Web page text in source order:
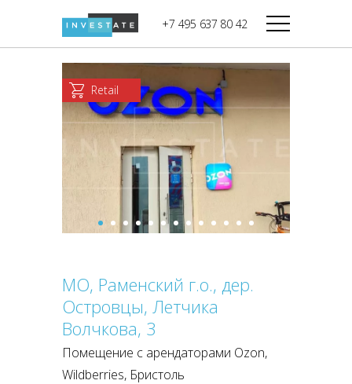
+7 495 637 80 42
Дикси
Мираторг
Магнолия
В башне
Башня Федерация-II
Башня Федерация-I
Восток
Город Столиц,
Северный блок
Город Столиц,
Южный блок
Retail
МО, Раменский г.о., дер.
Островцы, Летчика
Волчкова, 3
Помещение с арендаторами Ozon,
Wildberries, Бристоль